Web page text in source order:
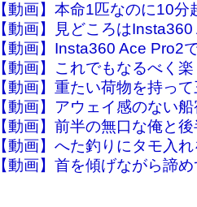
【動画】本命1匹なのに10
【動画】見どころは
【動画】Insta360 Ace
【動画】これでもなるべく
【動画】重たい荷物を持っ
【動画】アウェイ感のない
【動画】前半の無口な俺と
【動画】へた釣りにタモ入
【動画】首を傾げながら諦